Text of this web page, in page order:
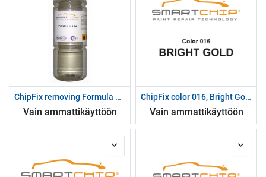
ChipFix removing Formula 184, 1000ml
Vain ammattikäyttöön
ChipFix color 016, Bright Gold 150ml
Vain ammattikäyttöön